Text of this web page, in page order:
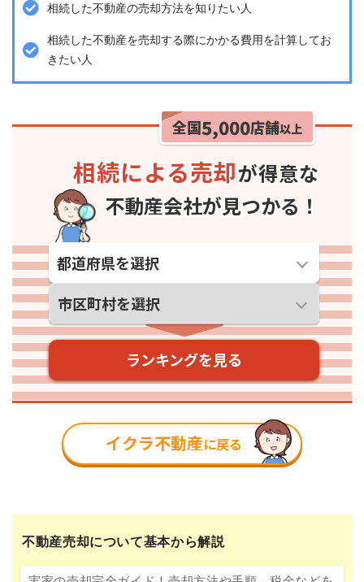
相続した不動産の売却方法を知りたい人
相続した不動産を売却する際にかかる費用を計算してお
きたい人
不動産売却について基本から解説